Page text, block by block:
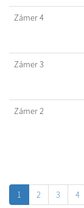
Zámer 4
Zámer 3
Zámer 2
1 2 3 4